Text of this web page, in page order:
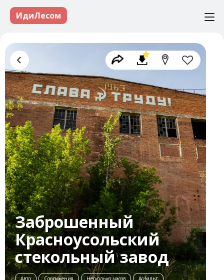
ИдиЛесом
Заброшенный
Красноусольский
стекольный завод
Авто Сооружения Несколько часов Асфальт